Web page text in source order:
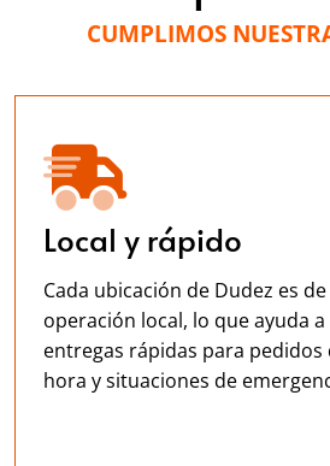
CUMPLIMOS
Local y rápido
Cada ubicación de Dudez es
operación local, lo que ayuda
entregas rápidas para pedidos
hora y situaciones de